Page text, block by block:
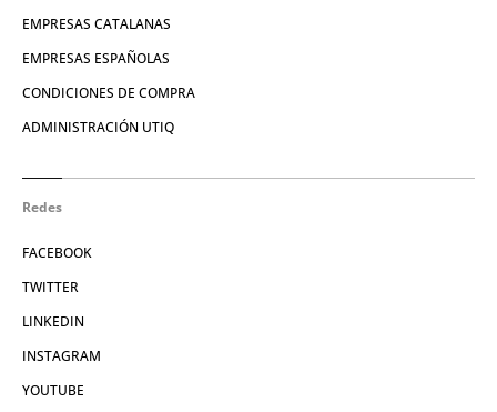
EMPRESAS CATALANAS
EMPRESAS ESPAÑOLAS
CONDICIONES DE COMPRA
ADMINISTRACIÓN UTIQ
Redes
FACEBOOK
TWITTER
LINKEDIN
INSTAGRAM
YOUTUBE